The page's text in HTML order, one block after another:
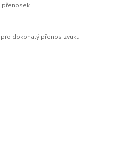
přenosek
dokonalý přenos zvuku